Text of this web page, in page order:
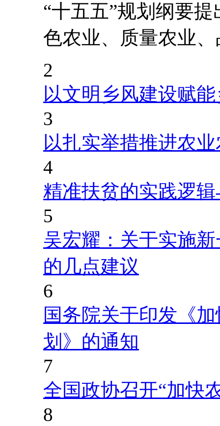
“十五五”规划纲要
色农业、质量农业
2
以文明乡风建设赋
3
以扎实举措推进农
4
精准扶贫的实践逻
5
吴宏耀：关于实施
的几点建议
6
国务院关于印发《
划》的通知
7
全国政协召开“加快
8